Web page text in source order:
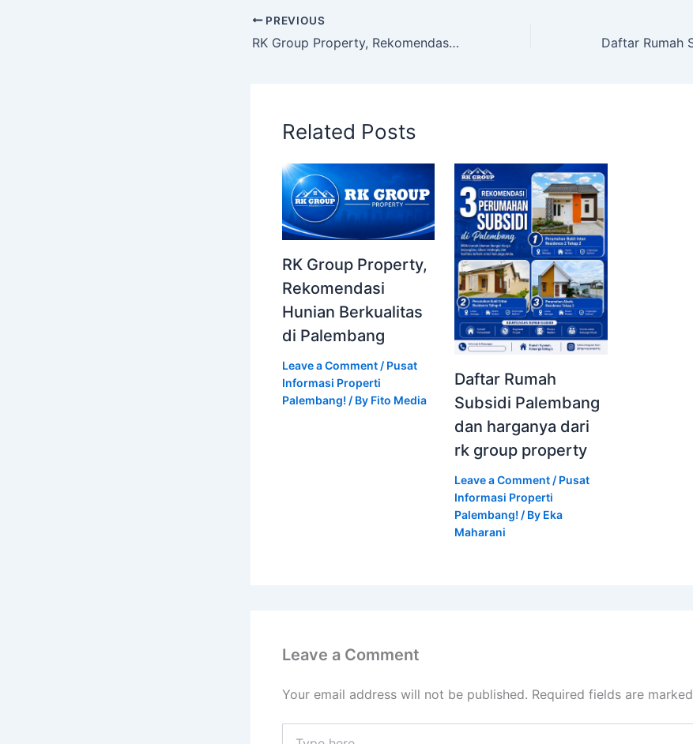
PREVIOUS
RK Group Property, Rekomendasi Hunian Berkualitas di Palembang
Related Posts
RK Group Property,
Rekomendasi
Hunian Berkualitas
di Palembang
Leave a Comment / Pusat
Informasi Properti
Palembang! / By Fito Media
Daftar Rumah
Subsidi Palembang
dan harganya dari
rk group property
Leave a Comment / Pusat
Informasi Properti
Palembang! / By Eka
Maharani
Leave a Comment
Your email address will not be published. Required fields are marked